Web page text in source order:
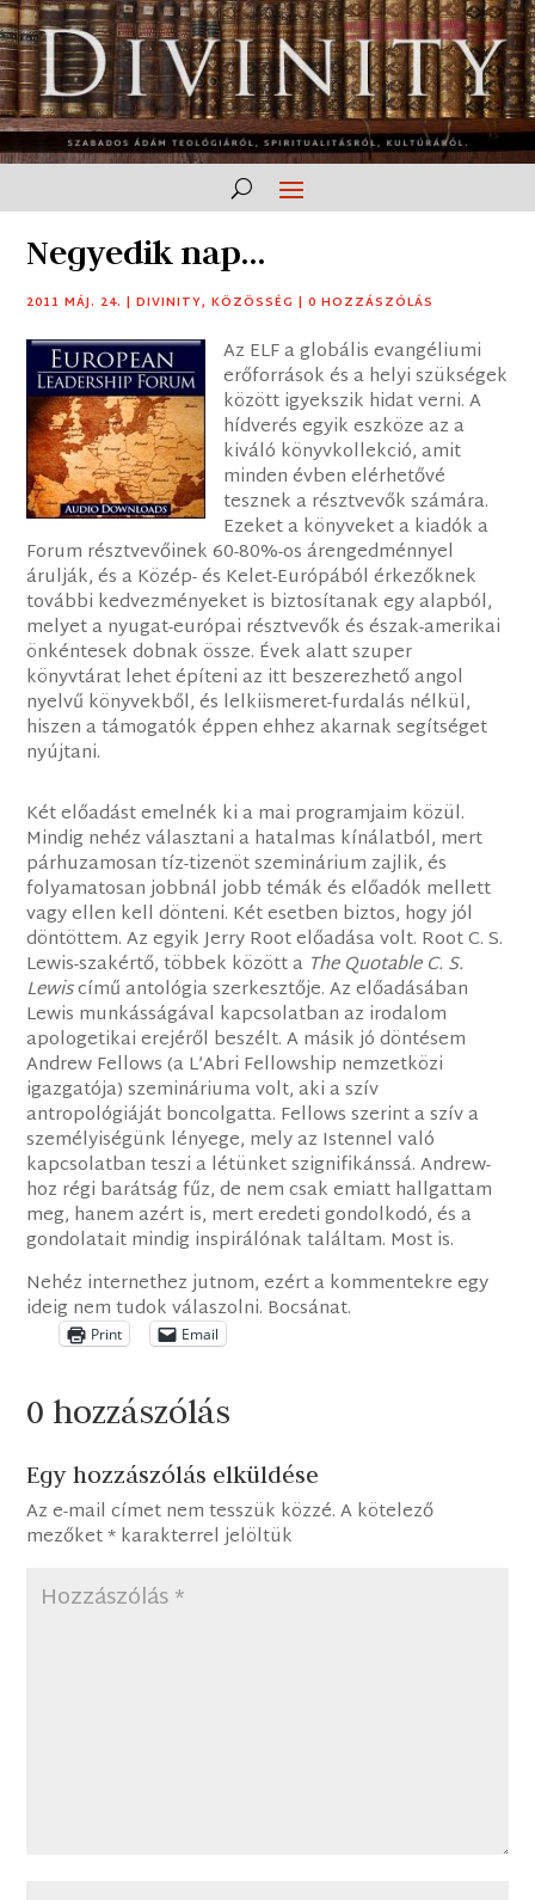
Negyedik nap…
2011 MÁJ. 24. |DIVINITY,KÖZÖSSÉG |0 HOZZÁSZÓLÁS
Az ELF a globális evangéliumi
erőforrások és a helyi szükségek
között igyekszik hidat verni. A
hídverés egyik eszköze az a
kiváló könyvkollekció, amit
minden évben elérhetővé
tesznek a résztvevők számára.
Ezeket a könyveket a kiadók a
Forum résztvevőinek 60-80%-os árengedménnyel
árulják, és a Közép- és Kelet-Európából érkezőknek
további kedvezményeket is biztosítanak egy alapból,
melyet a nyugat-európai résztvevők és észak-amerikai
önkéntesek dobnak össze. Évek alatt szuper
könyvtárat lehet építeni az itt beszerezhető angol
nyelvű könyvekből, és lelkiismeret-furdalás nélkül,
hiszen a támogatók éppen ehhez akarnak segítséget
nyújtani.
Két előadást emelnék ki a mai programjaim közül.
Mindig nehéz választani a hatalmas kínálatból, mert
párhuzamosan tíz-tizenöt szeminárium zajlik, és
folyamatosan jobbnál jobb témák és előadók mellett
vagy ellen kell dönteni. Két esetben biztos, hogy jól
döntöttem. Az egyik Jerry Root előadása volt. Root C. S.
Lewis-szakértő, többek között a The Quotable C. S.
Lewiscímű antológia szerkesztője. Az előadásában
Lewis munkásságával kapcsolatban az irodalom
apologetikai erejéről beszélt. A másik jó döntésem
Andrew Fellows (a L’Abri Fellowship nemzetközi
igazgatója) szemináriuma volt, aki a szív
antropológiáját boncolgatta. Fellows szerint a szív a
személyiségünk lényege, mely az Istennel való
kapcsolatban teszi a létünket szignifikánssá. Andrew-
hoz régi barátság fűz, de nem csak emiatt hallgattam
meg, hanem azért is, mert eredeti gondolkodó, és a
gondolatait mindig inspirálónak találtam. Most is.
Nehéz internethez jutnom, ezért a kommentekre egy
ideig nem tudok válaszolni. Bocsánat.
Print Email
0 hozzászólás
Egy hozzászólás elküldése
Az e-mail címet nem tesszük közzé. A kötelező
mezőket*karakterrel jelöltük